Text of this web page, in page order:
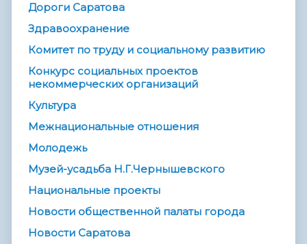
Дороги Саратова
Здравоохранение
Комитет по труду и социальному развитию
Конкурс социальных проектов
некоммерческих организаций
Культура
Межнациональные отношения
Молодежь
Музей-усадьба Н.Г.Чернышевского
Национальные проекты
Новости общественной палаты города
Новости Саратова